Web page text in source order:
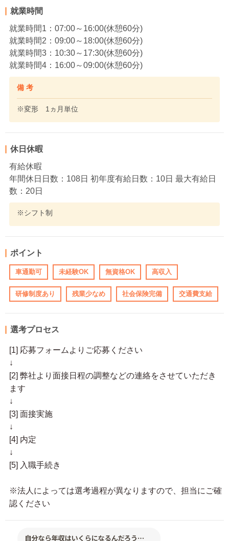
就業時間
就業時間1：07:00～16:00(休憩60分)
就業時間2：09:00～18:00(休憩60分)
就業時間3：10:30～17:30(休憩60分)
就業時間4：16:00～09:00(休憩60分)
備 考
※変形 1ヵ月単位
休日休暇
有給休暇
年間休日日数：108日 初年度有給日数：10日 最大有給日
数：20日
※シフト制
ポイント
車通勤可 未経験OK 無資格OK 高収入
研修制度あり 残業少なめ 社会保険完備 交通費支給
選考プロセス
[1] 応募フォームよりご応募ください
↓
[2] 弊社より面接日程の調整などの連絡をさせていただき
ます
↓
[3] 面接実施
↓
[4] 内定
↓
[5] 入職手続き
※法人によっては選考過程が異なりますので、担当にご確
認ください